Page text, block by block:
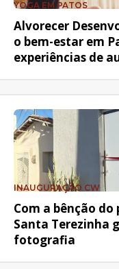
YOGA EM PATOS
Alvorecer
o bem-estar em
experiências de
INAUGURAÇÃO CW
Com a bênção
Santa Terezinha
fotografia